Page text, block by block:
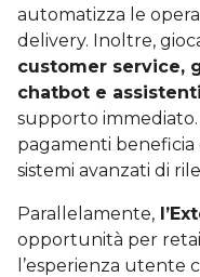
automatizza le
delivery. Inoltre,
customer service,
chatbot e
supporto
pagamenti
sistemi avanzati di
Parallelamente,
opportunità per
l’esperienza utente